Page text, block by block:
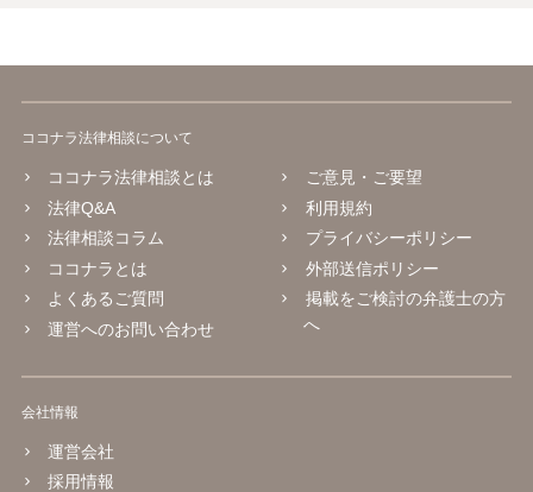
ココナラ法律相談について
ココナラ法律相談とは
法律Q&A
法律相談コラム
ココナラとは
よくあるご質問
運営へのお問い合わせ
ご意見・ご要望
利用規約
プライバシーポリシー
外部送信ポリシー
掲載をご検討の弁護士の方
へ
会社情報
運営会社
採用情報